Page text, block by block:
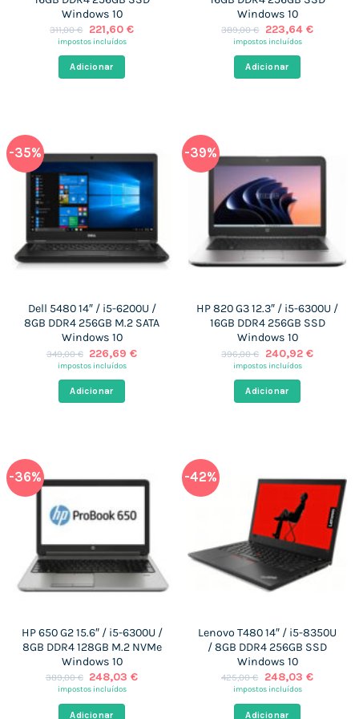
Windows 10
311,00€
O
preço
era:
311,00 €.
221,60 €O
impostos incluídos
Adicionar
Windows 10
389,00€
O
preço
era:
389,00 €.
223,64 €O
impostos incluídos
Adicionar
-35%
Dell 5480 14″ / i5-6200U /
8GB DDR4 256GB M.2 SATA
Windows 10
349,00€ O
preço
era:
349,00 €.
226,69€O
impostos incluídos
Adicionar
-39%
HP 820 G3 12.3″ / i5-6300U /
16GB DDR4 256GB SSD
Windows 10
396,00€
O
preço
era:
396,00 €.
240,92 €O
impostos incluídos
Adicionar
-36%
HP 650 G2 15.6″ / i5-6300U /
8GB DDR4 128GB M.2 NVMe
Windows 10
389,00€ O
preço
era:
248,03€O
impostos incluídos
Adicionar
-42%
Lenovo T480 14″ / i5-8350U
/ 8GB DDR4 256GB SSD
Windows 10
425,00€
O
preço
era:
248,03 €O
impostos incluídos
Adicionar